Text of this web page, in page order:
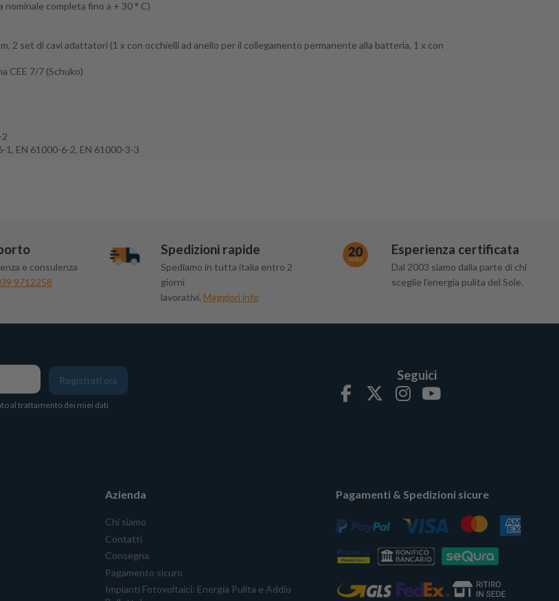
completa fino a + 30 ° C)
2 set di cavi adattatori (1 x con occhielli ad anello per il collegamento permanente alla batteria, 1 x con
CEE 7/7 (Schuko)
1, EN 61000-6-2, EN 61000-3-3
e consulenza
9712258
Spedizioni rapide
Spediamo in tutta italia entro 2
giorni
lavorativi. Maggiori info
Esperienza certificata
Dal 2003 siamo dalla parte di chi
sceglie l’energia pulita del Sole.
Registrati ora
al trattamento dei miei dati
Seguici
Azienda
Chi siamo
Contatti
Consegna
Pagamento sicuro
Impianti Fotovoltaici: Energia Pulita e Addio
Pagamenti & Spedizioni sicure